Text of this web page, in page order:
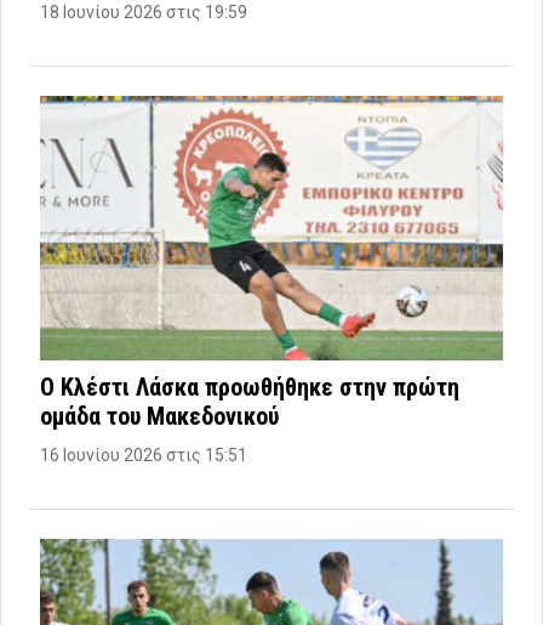
18 Ιουνίου 2026 στις 19:59
Ο Κλέστι Λάσκα προωθήθηκε στην πρώτη
ομάδα του Μακεδονικού
16 Ιουνίου 2026 στις 15:51